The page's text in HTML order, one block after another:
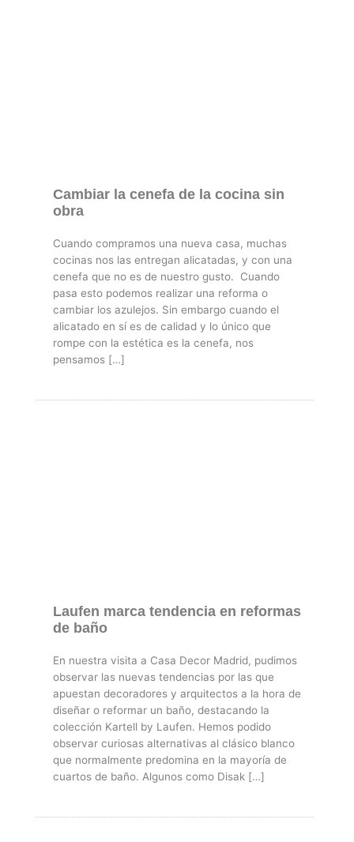
Cambiar la cenefa de la cocina sin
obra
Cuando compramos una nueva casa, muchas
cocinas nos las entregan alicatadas, y con una
cenefa que no es de nuestro gusto. Cuando
pasa esto podemos realizar una reforma o
cambiar los azulejos. Sin embargo cuando el
alicatado en sí es de calidad y lo único que
rompe con la estética es la cenefa, nos
pensamos […]
Laufen marca tendencia en reformas
de baño
En nuestra visita a Casa Decor Madrid, pudimos
observar las nuevas tendencias por las que
apuestan decoradores y arquitectos a la hora de
diseñar o reformar un baño, destacando la
colección Kartell by Laufen. Hemos podido
observar curiosas alternativas al clásico blanco
que normalmente predomina en la mayoría de
cuartos de baño. Algunos como Disak […]